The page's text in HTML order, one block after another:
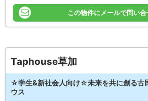
この物件にメールで問い合
Taphouse草加
☆学生&新社会人向け☆未来を共に創る古
ウス